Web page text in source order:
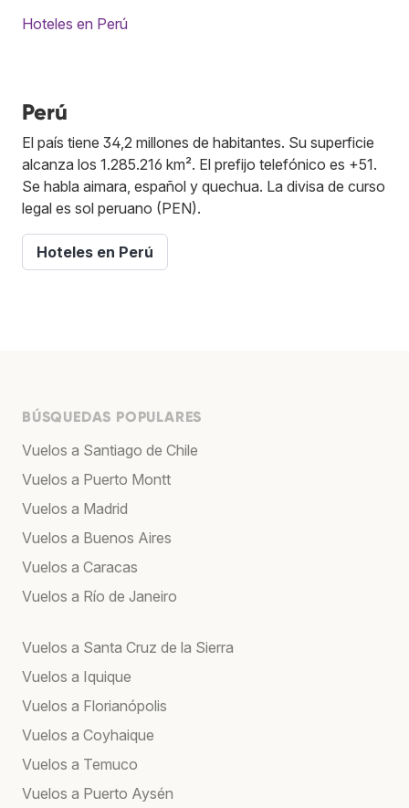
Hoteles en Perú
Perú
El país tiene 34,2 millones de habitantes. Su superficie
alcanza los 1.285.216 km². El prefijo telefónico es +51.
Se habla aimara, español y quechua. La divisa de curso
legal es sol peruano (PEN).
Hoteles en Perú
BÚSQUEDAS POPULARES
Vuelos a Santiago de Chile
Vuelos a Puerto Montt
Vuelos a Madrid
Vuelos a Buenos Aires
Vuelos a Caracas
Vuelos a Río de Janeiro
Vuelos a Santa Cruz de la Sierra
Vuelos a Iquique
Vuelos a Florianópolis
Vuelos a Coyhaique
Vuelos a Temuco
Vuelos a Puerto Aysén